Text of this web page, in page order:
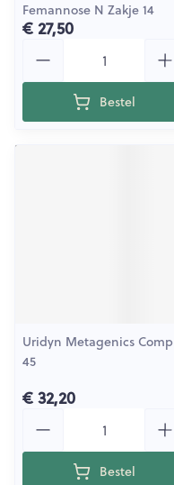
Femannose N Zakje 14
€ 27,50
Bestel
Uridyn Metagenics Comp
45
€ 32,20
Bestel